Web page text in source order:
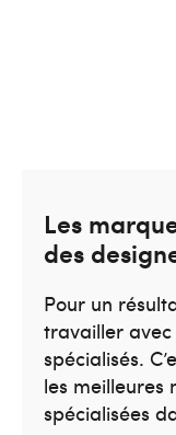
Les
des
Pour un
travailler avec
spécialisés.
les meilleures
spécialisées